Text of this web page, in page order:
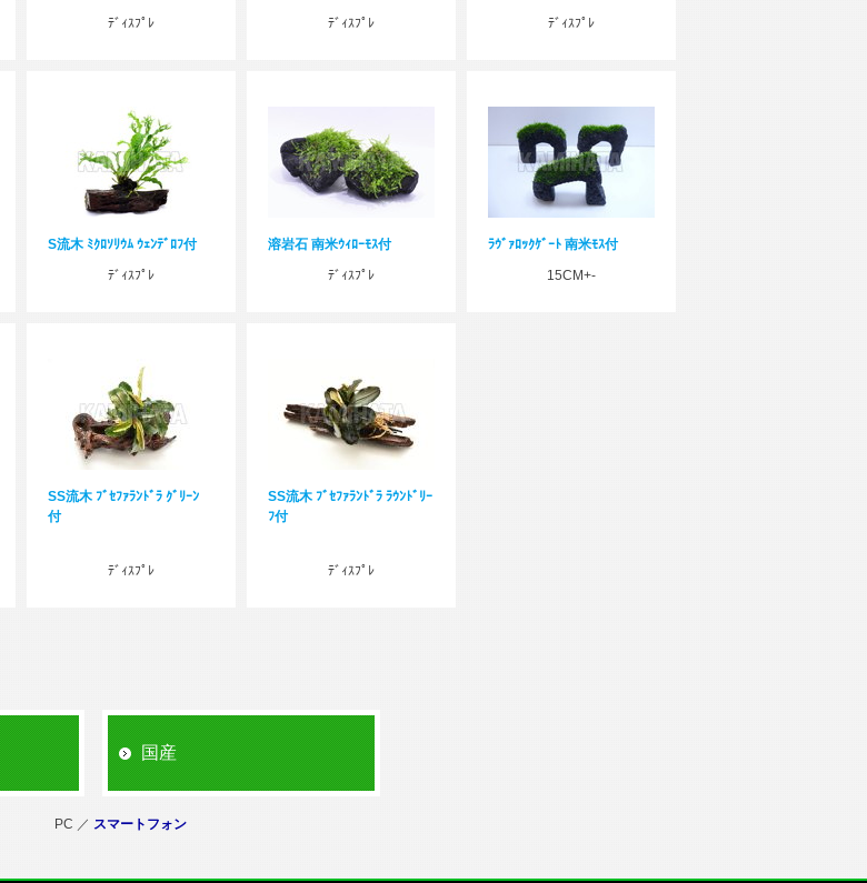
ﾃﾞｨｽﾌﾟﾚ
ﾃﾞｨｽﾌﾟﾚ
ﾃﾞｨｽﾌﾟﾚ
S流木 ﾐｸﾛｿﾘｳﾑ ｳｪﾝﾃﾞﾛﾌ付
ﾃﾞｨｽﾌﾟﾚ
溶岩石 南米ｳｨﾛｰﾓｽ付
ﾃﾞｨｽﾌﾟﾚ
ﾗｳﾞｧﾛｯｸｹﾞｰﾄ 南米ﾓｽ付
15CM+-
SS流木 ﾌﾞｾﾌｧﾗﾝﾄﾞﾗ ｸﾞﾘｰﾝ
付
ﾃﾞｨｽﾌﾟﾚ
SS流木 ﾌﾞｾﾌｧﾗﾝﾄﾞﾗ ﾗｳﾝﾄﾞﾘｰ
ﾌ付
ﾃﾞｨｽﾌﾟﾚ
国産
PC ／ スマートフォン